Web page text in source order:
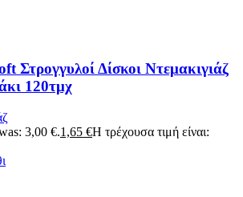
Στρογγυλοί Δίσκοι Ντεμακιγιάζ
120τμχ
3,00 €.1,65 €Η τρέχουσα τιμή είναι: